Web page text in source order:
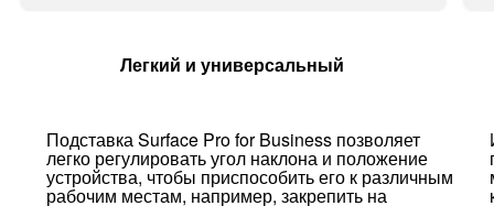
Легкий и универсальный
Подставка Surface Pro for Business позволяет
легко регулировать угол наклона и положение
устройства, чтобы приспособить его к различным
рабочим местам, например, закрепить на